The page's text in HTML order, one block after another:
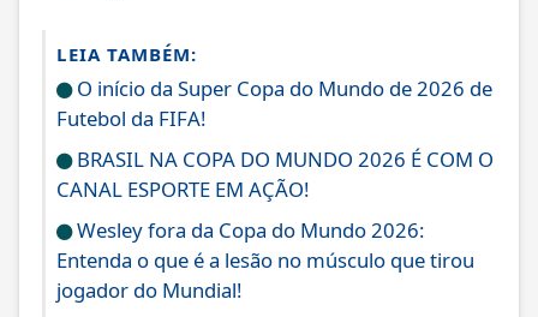
LEIA TAMBÉM:
O início da Super Copa do Mundo de 2026 de
Futebol da FIFA!
BRASIL NA COPA DO MUNDO 2026 É COM O
CANAL ESPORTE EM AÇÃO!
Wesley fora da Copa do Mundo 2026:
Entenda o que é a lesão no músculo que tirou
jogador do Mundial!